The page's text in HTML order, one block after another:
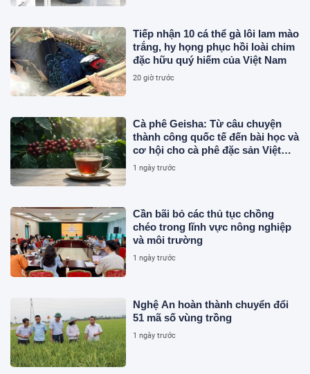
Tiếp nhận 10 cá thể gà lôi lam mào
trắng, hy họng phục hồi loài chim
đặc hữu quý hiếm của Việt Nam
20 giờ trước
Cà phê Geisha: Từ câu chuyện
thành công quốc tế đến bài học và
cơ hội cho cà phê đặc sản Việt
Nam
1 ngày trước
Cần bãi bỏ các thủ tục chồng
chéo trong lĩnh vực nông nghiệp
và môi trường
1 ngày trước
Nghệ An hoàn thành chuyển đổi
51 mã số vùng trồng
1 ngày trước